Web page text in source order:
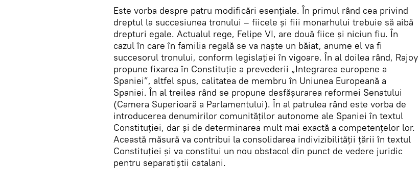
Este vorba despre patru modificări esenţiale. În primul rând cea privind
dreptul la succesiunea tronului – fiicele şi fiii monarhului trebuie să aibă
drepturi egale. Actualul rege, Felipe VI, are două fiice şi niciun fiu. În
cazul în care în familia regală se va naşte un băiat, anume el va fi
succesorul tronului, conform legislaţiei în vigoare. În al doilea rând, Rajoy
propune fixarea în Constituţie a prevederii „Integrarea europene a
Spaniei”, altfel spus, calitatea de membru în Uniunea Europeană a
Spaniei. În al treilea rând se propune desfăşurarea reformei Senatului
(Camera Superioară a Parlamentului). În al patrulea rând este vorba de
introducerea denumirilor comunităţilor autonome ale Spaniei în textul
Constituţiei, dar şi de determinarea mult mai exactă a competenţelor lor.
Această măsură va contribui la consolidarea indivizibilităţii ţării în textul
Constituţiei şi va constitui un nou obstacol din punct de vedere juridic
pentru separatiştii catalani.